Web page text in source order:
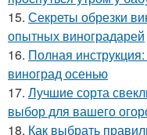
15. Секреты обрезки
опытных виноградарей
16. Полная
виноград осенью
17. Лучшие сорта
выбор для вашего
18. Как выбрать